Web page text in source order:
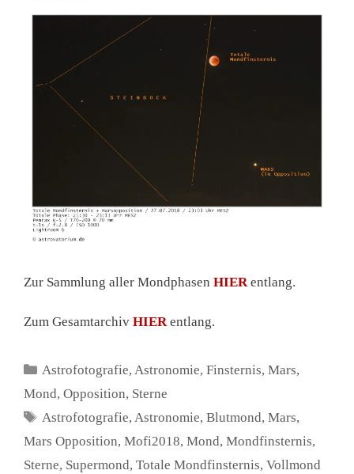
Zur Sammlung aller Mondphasen HIERentlang.
Zum Gesamtarchiv HIERentlang.
Kategorien
Astrofotografie,Astronomie,Finsternis,Mars,
Mond, Opposition, Sterne
Schlagwörter
Astrofotografie,Astronomie,Blutmond,Mars,
Mars Opposition, Mofi2018, Mond, Mondfinsternis,
Sterne, Supermond, Totale Mondfinsternis, Vollmond